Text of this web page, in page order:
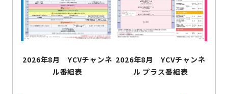
2026年8月 YCVチャンネ
ル番組表
2026年8月 YCVチャンネ
ル プラス番組表